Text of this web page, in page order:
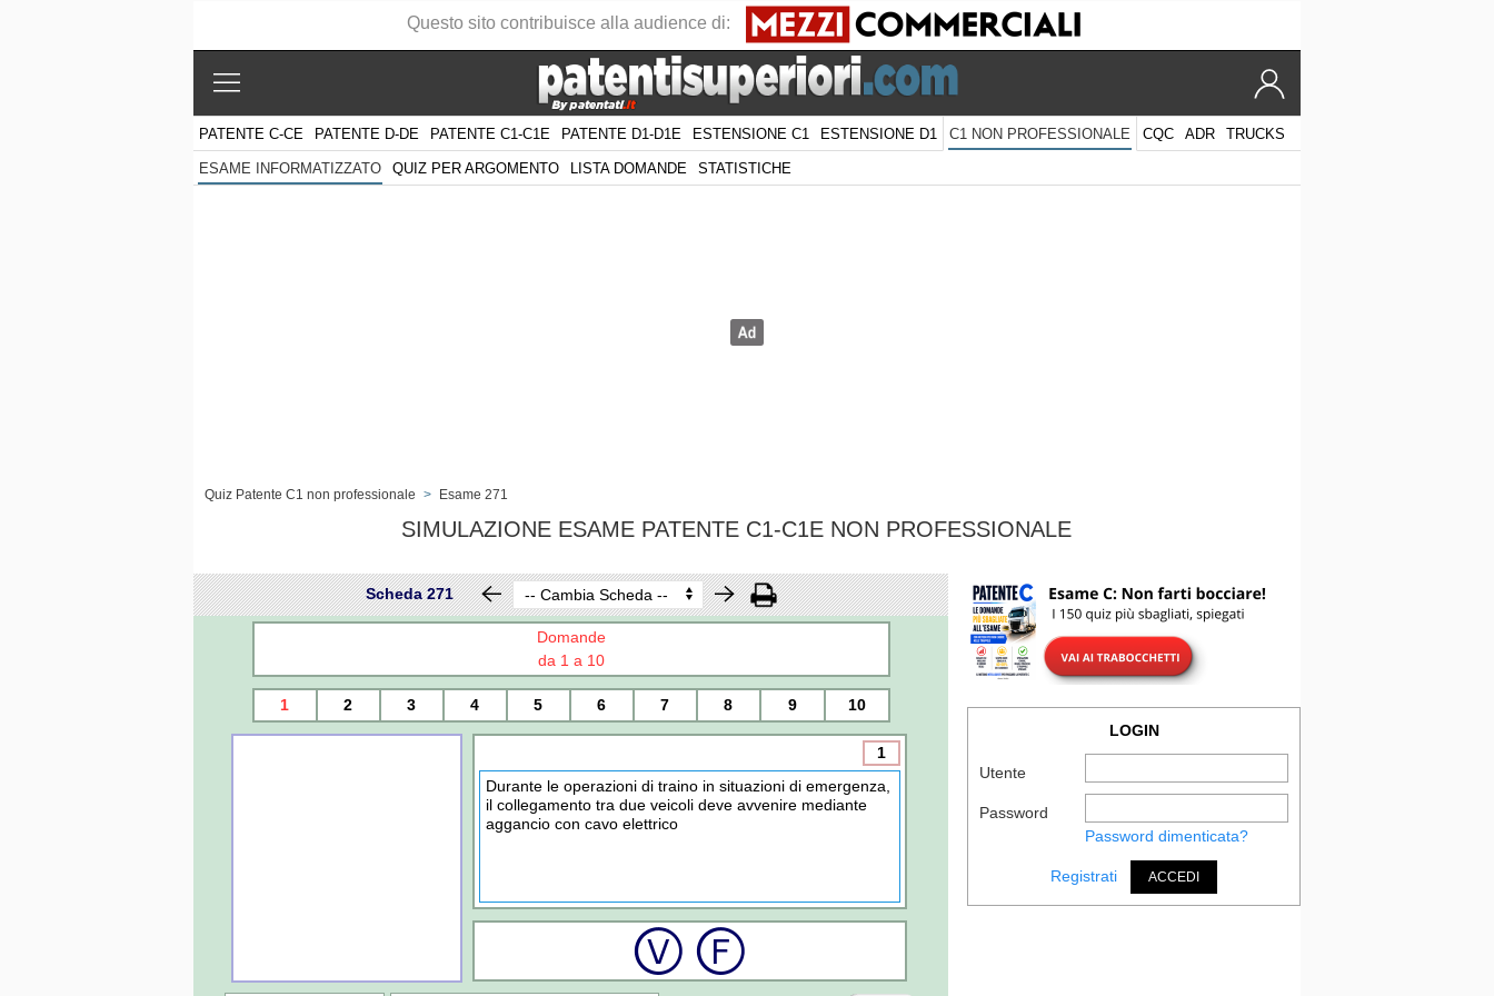
PATENTE C-CE PATENTE D-DE PATENTE C1-C1E PATENTE D1-D1E ESTENSIONE C1 ESTENSIONE D1 C1 NON PROFESSIONALE CQC ADR TRUCKS
ESAME INFORMATIZZATO QUIZ PER ARGOMENTO LISTA DOMANDE STATISTICHE
Quiz Patente C1 non professionale > Esame 271
SIMULAZIONE ESAME PATENTE C1-C1E NON PROFESSIONALE
Scheda 271
Domande
da 1 a 10
1 2 3 4 5 6 7 8 9 10
1
Durante le operazioni di traino in situazioni di emergenza,
il collegamento tra due veicoli deve avvenire mediante
aggancio con cavo elettrico
LOGIN
Utente
Password
Password dimenticata?
Registrati ACCEDI
Questo sito contribuisce alla audience di: